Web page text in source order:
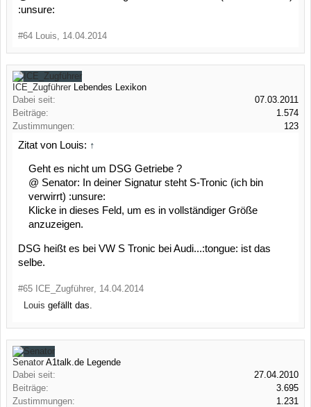
:unsure:
#64 Louis 14.04.2014
ICE_Zugführer Lebendes Lexikon
Dabei seit:
07.03.2011
Beiträge:
1.574
Zustimmungen:
123
Zitat von Louis: ↑
Geht es nicht um DSG Getriebe ?
@ Senator: In deiner Signatur steht S-Tronic (ich bin
verwirrt) :unsure:
Klicke in dieses Feld, um es in vollständiger Größe
anzuzeigen.
DSG heißt es bei VW S Tronic bei Audi...:tongue: ist das
selbe.
#65 ICE_Zugführer 14.04.2014
Louis gefällt das.
Senator A1talk.de Legende
Dabei seit:
27.04.2010
Beiträge:
3.695
Zustimmungen:
1.231